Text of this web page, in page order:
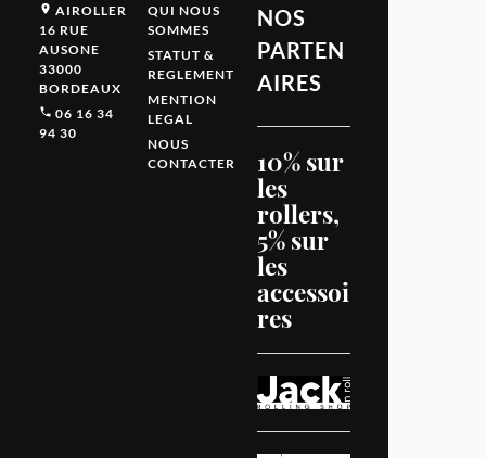
AIROLLER
16 RUE
AUSONE
33000
BORDEAUX
06 16 34
94 30
QUI NOUS
SOMMES
STATUT &
REGLEMENT
MENTION
LEGAL
NOUS
CONTACTER
NOS
PARTEN
AIRES
10% sur
les
rollers,
5% sur
les
accessoi
res